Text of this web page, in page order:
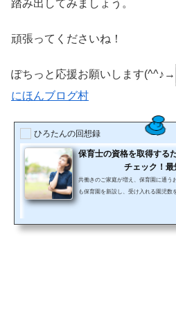
踏み出してみましょう。
頑張ってくださいね！
ぽちっと応援お願いします(^^♪→
にほんブログ村
ひろたんの回想録
保育士の資格を取得する
チェック！最
共働きのご家庭が増え、保育園に通う
も保育園を新設し、受け入れる園児数
まわりませんから、保育士として働け